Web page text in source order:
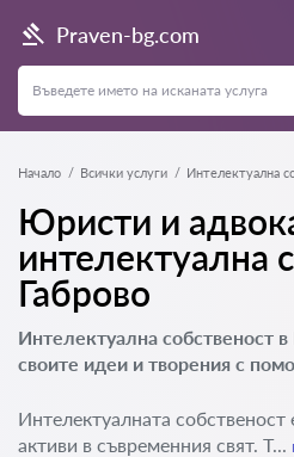
Praven-bg.com
Начало Всички услуги Интелектуална
Юристи и
интелектуална
Габрово
Интелектуална собственост
своите идеи и творения с
Интелектуалната
активи в съвременния свят. Т...